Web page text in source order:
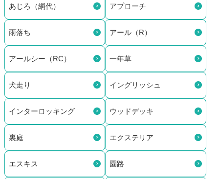
あじろ（網代） アプローチ
雨落ち アール（R）
アールシー（RC） 一年草
犬走り イングリッシュ
インターロッキング ウッドデッキ
裏庭 エクステリア
エスキス 園路